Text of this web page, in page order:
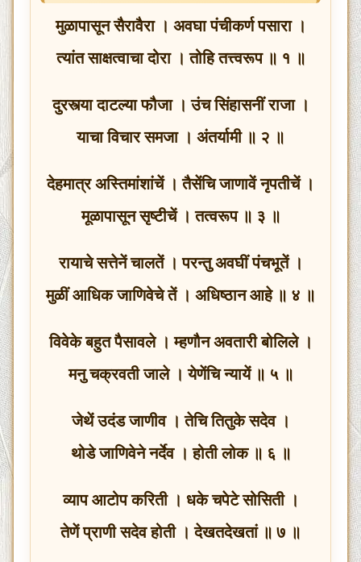
मुळापासून सैरावैरा । अवघा पंचीकर्ण पसारा ।
त्यांत साक्षत्वाचा दोरा । तोहि तत्त्वरूप ॥ १ ॥
दुरस्त्या दाटल्या फौजा । उंच सिंहासनीं राजा ।
याचा विचार समजा । अंतर्यामी ॥ २ ॥
देहमात्र अस्तिमांशांचें । तैसेंचि जाणावें नृपतीचें ।
मूळापासून सृष्टीचें । तत्वरूप ॥ ३ ॥
रायाचे सत्तेनें चालतें । परन्तु अवघीं पंचभूतें ।
मुळीं आधिक जाणिवेचे तें । अधिष्ठान आहे ॥ ४ ॥
विवेके बहुत पैसावले । म्हणौन अवतारी बोलिले ।
मनु चक्रवती जाले । येणेंचि न्यायें ॥ ५ ॥
जेथें उदंड जाणीव । तेचि तितुके सदेव ।
थोडे जाणिवेने नर्देव । होती लोक ॥ ६ ॥
व्याप आटोप करिती । धके चपेटे सोसिती ।
तेणें प्राणी सदेव होती । देखतदेखतां ॥ ७ ॥